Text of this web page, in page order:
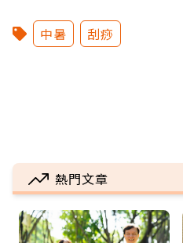
中暑 刮痧
熱門文章